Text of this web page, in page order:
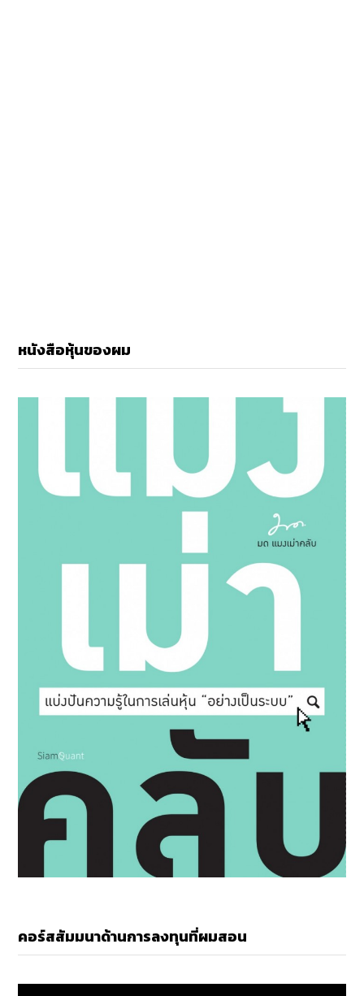
หนังสือหุ้นของผม
คอร์สสัมมนาด้านการลงทุนที่ผมสอน